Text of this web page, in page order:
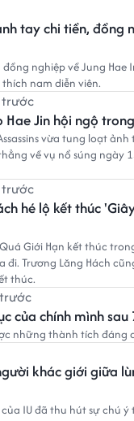
tay chi tiền, đồng
nghiệp về Jung Hae
nam diễn viên.
Hae Jin hội ngộ
vừa tung loạt
về vụ nổ súng ngày
hé lộ kết thúc
Giới Hạn kết thúc
đi. Trương Lăng Hách
thúc.
của chính mình sau
những thành tích đáng
khác giới giữa
IU đã thu hút sự chú